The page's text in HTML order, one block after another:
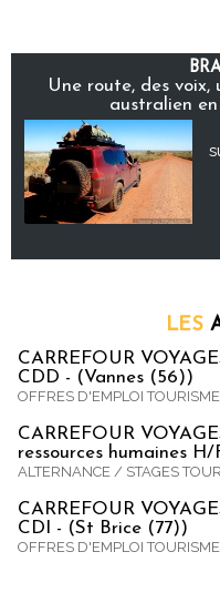
Une route, des voix,
australien
LES
CARREFOUR
CDD - (Vannes (56))
OFFRES D'EMPLOI TOURISME
CARREFOUR
ressources humaines
ALTERNANCE / STAGES
CARREFOUR
CDI - (St Brice (77))
OFFRES D'EMPLOI TOURISME